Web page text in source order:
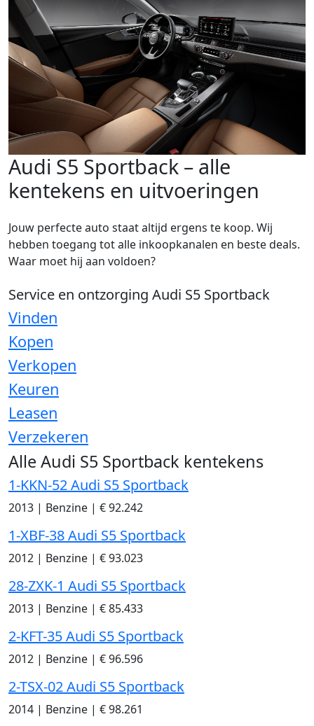
Audi S5 Sportback – alle
kentekens en uitvoeringen
Jouw perfecte auto staat altijd ergens te koop. Wij
hebben toegang tot alle inkoopkanalen en beste deals.
Waar moet hij aan voldoen?
Service en ontzorging Audi S5 Sportback
Vinden
Kopen
Verkopen
Keuren
Leasen
Verzekeren
Alle Audi S5 Sportback kentekens
1-KKN-52 Audi S5 Sportback
2013 | Benzine | € 92.242
1-XBF-38 Audi S5 Sportback
2012 | Benzine | € 93.023
28-ZXK-1 Audi S5 Sportback
2013 | Benzine | € 85.433
2-KFT-35 Audi S5 Sportback
2012 | Benzine | € 96.596
2-TSX-02 Audi S5 Sportback
2014 | Benzine | € 98.261